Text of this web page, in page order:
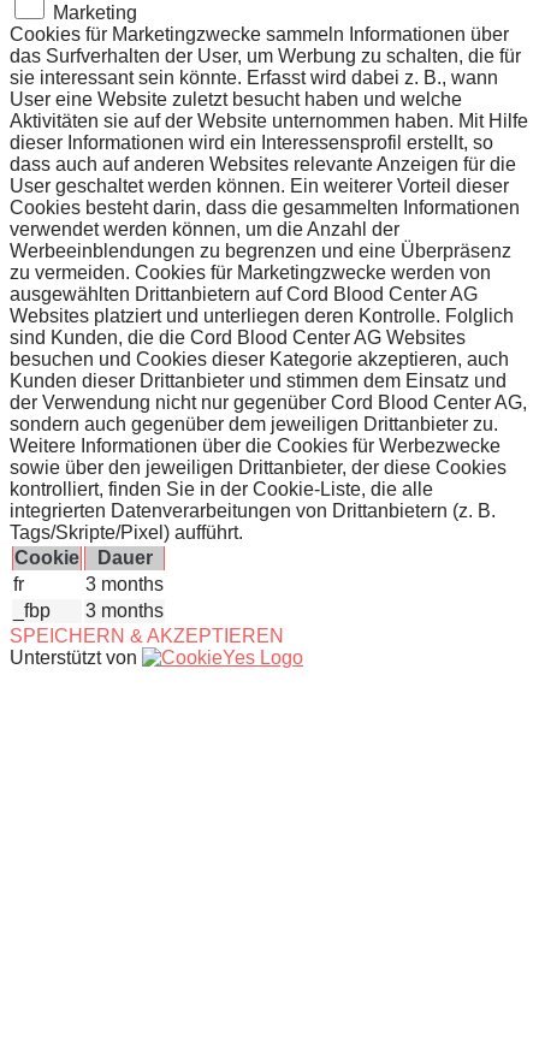
Marketing
Cookies für Marketingzwecke sammeln Informationen über
das Surfverhalten der User, um Werbung zu schalten, die für
sie interessant sein könnte. Erfasst wird dabei z. B., wann
User eine Website zuletzt besucht haben und welche
Aktivitäten sie auf der Website unternommen haben. Mit Hilfe
dieser Informationen wird ein Interessensprofil erstellt, so
dass auch auf anderen Websites relevante Anzeigen für die
User geschaltet werden können. Ein weiterer Vorteil dieser
Cookies besteht darin, dass die gesammelten Informationen
verwendet werden können, um die Anzahl der
Werbeeinblendungen zu begrenzen und eine Überpräsenz
zu vermeiden. Cookies für Marketingzwecke werden von
ausgewählten Drittanbietern auf Cord Blood Center AG
Websites platziert und unterliegen deren Kontrolle. Folglich
sind Kunden, die die Cord Blood Center AG Websites
besuchen und Cookies dieser Kategorie akzeptieren, auch
Kunden dieser Drittanbieter und stimmen dem Einsatz und
der Verwendung nicht nur gegenüber Cord Blood Center AG,
sondern auch gegenüber dem jeweiligen Drittanbieter zu.
Weitere Informationen über die Cookies für Werbezwecke
sowie über den jeweiligen Drittanbieter, der diese Cookies
kontrolliert, finden Sie in der Cookie-Liste, die alle
integrierten Datenverarbeitungen von Drittanbietern (z. B.
Tags/Skripte/Pixel) aufführt.
Cookie
Dauer
fr
3 months
_fbp
3 months
SPEICHERN & AKZEPTIEREN
Unterstützt von